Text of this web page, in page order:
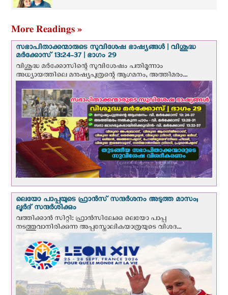
More Readings »
സഭാപിതാക്കന്മാരുടെ സുവിശേഷ ഭാഷ്യങ്ങള്‍ | വിശുദ്ധ
മര്‍ക്കോസ് 13:24-37 | ഭാഗം 29
വിശുദ്ധ മര്‍ക്കോസിന്റെ സുവിശേഷം പതിമൂന്നാം
അധ്യായത്തിലെ മനുഷ്യപുത്രന്റെ ആഗമനം, അത്തിമരം...
ലെയോ പാപ്പയുടെ ഫ്രാന്‍സ് സന്ദര്‍ശനം അടുത്ത മാസം;
ലൂര്‍ദ് സന്ദര്‍ശിക്കും
വത്തിക്കാന്‍ സിറ്റി: ഫ്രാൻസിലേക്കു ലെയോ പാപ്പ
നടത്തുവാനിരിക്കുന്ന അപ്പസ്തോലികയാത്രയുടെ വിശദ...